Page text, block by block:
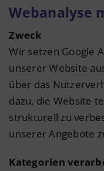
Webanalyse
Zweck
Wir setzen Google
unserer Website
über das
dazu, die Website
strukturell zu
unserer Angebote
Kategorien